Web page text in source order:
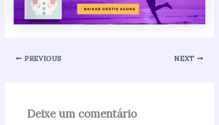
PREVIOUS NEXT
Deixe um comentário